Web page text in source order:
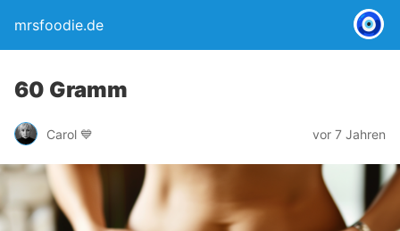
mrsfoodie.de
60 Gramm
Carol 💙 vor 7 Jahren